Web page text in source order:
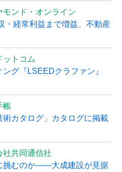
モンド・オンライン
・経常利益まで増益、不動産
ットコム
グ『LSEEDクラファン』
帳
術カタログ」カタログに掲載
社共同通信社
挑むのか――大成建設が見据